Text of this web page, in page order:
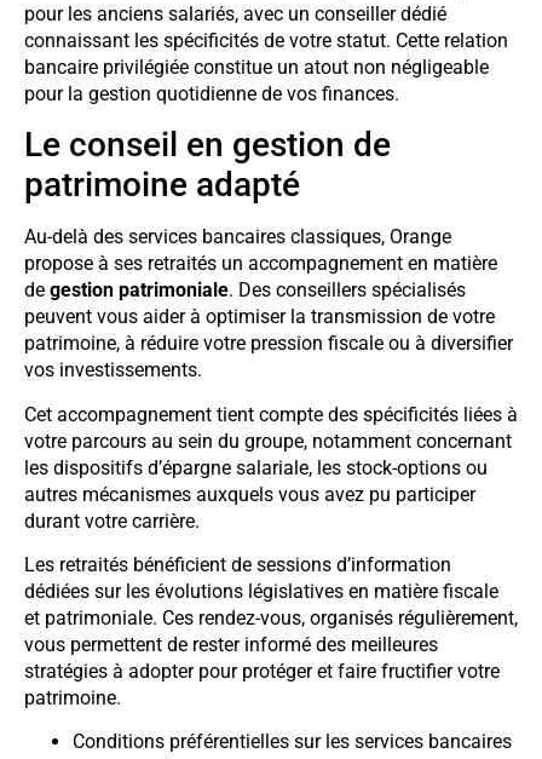
pour les anciens salariés, avec un conseiller dédié
connaissant les spécificités de votre statut. Cette relation
bancaire privilégiée constitue un atout non négligeable
pour la gestion quotidienne de vos finances.
Le conseil en gestion de
patrimoine adapté
Au-delà des services bancaires classiques, Orange
propose à ses retraités un accompagnement en matière
de gestion patrimoniale. Des conseillers spécialisés
peuvent vous aider à optimiser la transmission de votre
patrimoine, à réduire votre pression fiscale ou à diversifier
vos investissements.
Cet accompagnement tient compte des spécificités liées à
votre parcours au sein du groupe, notamment concernant
les dispositifs d’épargne salariale, les stock-options ou
autres mécanismes auxquels vous avez pu participer
durant votre carrière.
Les retraités bénéficient de sessions d’information
dédiées sur les évolutions législatives en matière fiscale
et patrimoniale. Ces rendez-vous, organisés régulièrement,
vous permettent de rester informé des meilleures
stratégies à adopter pour protéger et faire fructifier votre
patrimoine.
Conditions préférentielles sur les services bancaires